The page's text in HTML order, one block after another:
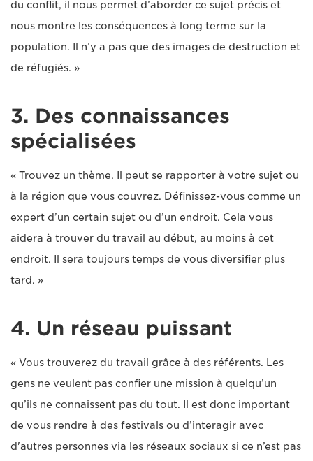
du conflit, il nous permet d’aborder ce sujet précis et
nous montre les conséquences à long terme sur la
population. Il n’y a pas que des images de destruction et
de réfugiés. »
3. Des connaissances
spécialisées
« Trouvez un thème. Il peut se rapporter à votre sujet ou
à la région que vous couvrez. Définissez-vous comme un
expert d’un certain sujet ou d’un endroit. Cela vous
aidera à trouver du travail au début, au moins à cet
endroit. Il sera toujours temps de vous diversifier plus
tard. »
4. Un réseau puissant
« Vous trouverez du travail grâce à des référents. Les
gens ne veulent pas confier une mission à quelqu’un
qu’ils ne connaissent pas du tout. Il est donc important
de vous rendre à des festivals ou d’interagir avec
d'autres personnes via les réseaux sociaux si ce n’est pas